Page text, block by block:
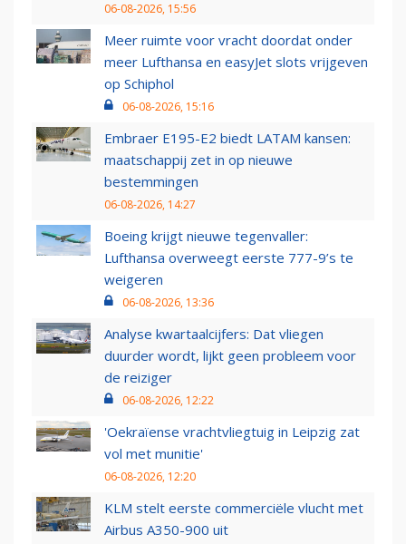
06-08-2026, 15:56
Meer ruimte voor vracht doordat onder
meer Lufthansa en easyJet slots vrijgeven
op Schiphol
06-08-2026, 15:16
Embraer E195-E2 biedt LATAM kansen:
maatschappij zet in op nieuwe
bestemmingen
06-08-2026, 14:27
Boeing krijgt nieuwe tegenvaller:
Lufthansa overweegt eerste 777-9’s te
weigeren
06-08-2026, 13:36
Analyse kwartaalcijfers: Dat vliegen
duurder wordt, lijkt geen probleem voor
de reiziger
06-08-2026, 12:22
'Oekraïense vrachtvliegtuig in Leipzig zat
vol met munitie'
06-08-2026, 12:20
KLM stelt eerste commerciële vlucht met
Airbus A350-900 uit